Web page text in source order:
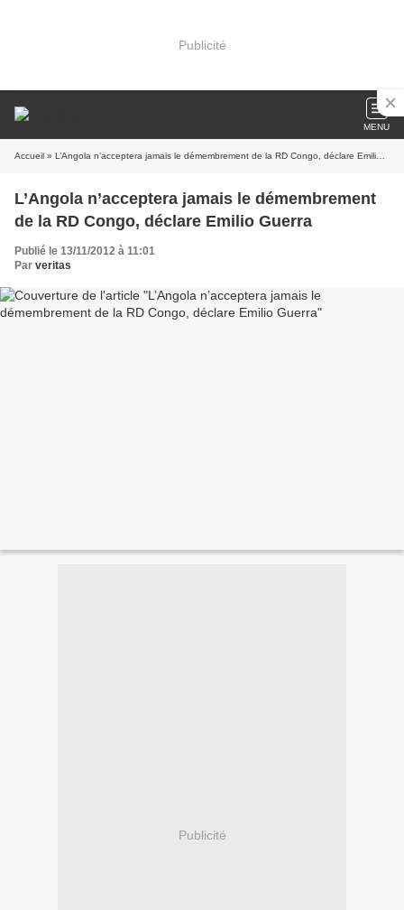
Publicité
MENU
Accueil » L’Angola n’acceptera jamais le démembrement de la RD Congo, déclare Emilio Guerra
L’Angola n’acceptera jamais le démembrement
de la RD Congo, déclare Emilio Guerra
Publié le 13/11/2012 à 11:01
Par veritas
Publicité